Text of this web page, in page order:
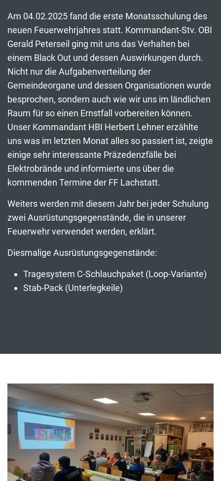
Am 04.02.2025 fand die erste Monatsschulung des
neuen Feuerwehrjahres statt. Kommandant-Stv. OBI
Gerald Peterseil ging mit uns das Verhalten bei
einem Black Out und dessen Auswirkungen durch.
Nicht nur die Aufgabenverteilung der
Gemeindeorgane und dessen Organisationen wurde
besprochen, sondern auch wie wir uns im ländlichen
Raum für so einen Ernstfall vorbereiten können.
Unser Kommandant HBI Herbert Lehner erzählte
uns was im letzten Monat alles so passiert ist, zeigte
einige sehr interessante Präzedenzfälle bei
Elektrobrände und informierte uns über die
kommenden Termine der FF Lachstatt.
Weiters werden mit diesem Jahr bei jeder Schulung
zwei Ausrüstungsgegenstände, die in unserer
Feuerwehr verwendet werden, erklärt.
Diesmalige Ausrüstungsgegenstände:
Tragesystem C-Schlauchpaket (Loop-Variante)
Stab-Pack (Unterlegkeile)